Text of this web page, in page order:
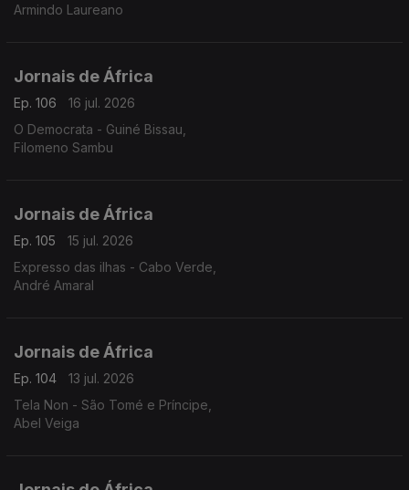
Armindo Laureano
Jornais de África
Ep. 106
16 jul. 2026
O Democrata - Guiné Bissau,
Filomeno Sambu
Jornais de África
Ep. 105
15 jul. 2026
Expresso das ilhas - Cabo Verde,
André Amaral
Jornais de África
Ep. 104
13 jul. 2026
Tela Non - São Tomé e Príncipe,
Abel Veiga